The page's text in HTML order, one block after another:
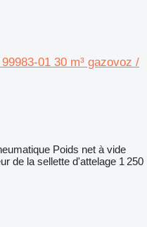
01 30 m³ gazovoz /
Poids net à vide
de la sellette d'attelage 1 250